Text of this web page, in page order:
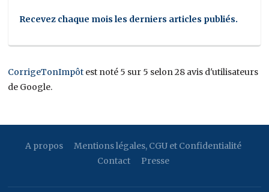
Recevez chaque mois les derniers articles publiés.
CorrigeTonImpôt est noté 5 sur 5 selon 28 avis d'utilisateurs
de Google.
A propos
Mentions légales, CGU et Confidentialité
Contact
Presse